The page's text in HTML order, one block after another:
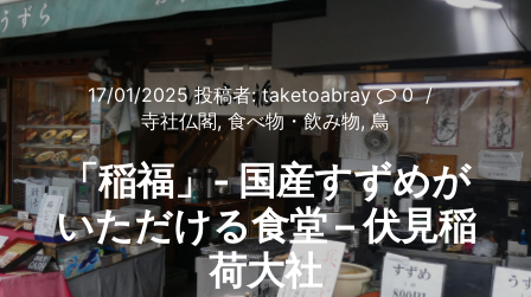
17/01/2025投稿者:taketoabray
0
寺社仏閣,食べ物・飲み物,鳥
「稲福」‐ 国産すずめが
いただける食堂 – 伏見稲
荷大社